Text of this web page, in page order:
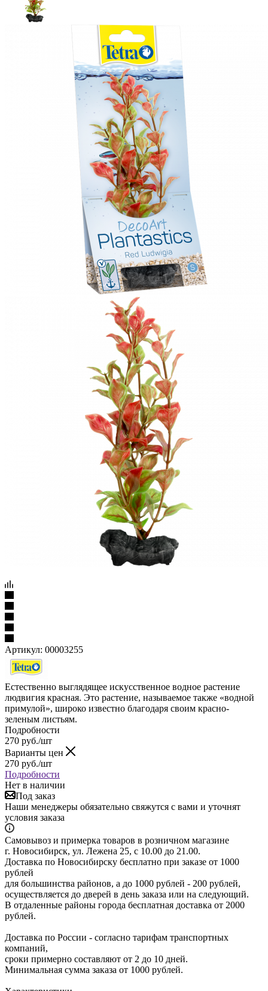
Артикул: 00003255
Естественно выглядящее искусственное водное растение
людвигия красная. Это растение, называемое также «водной
примулой», широко известно благодаря своим красно-
зеленым листьям.
Подробности
270 руб./шт
Варианты цен
270 руб./шт
Подробности
Нет в наличии
Под заказ
Наши менеджеры обязательно свяжутся с вами и уточнят
условия заказа
Самовывоз и примерка товаров в розничном магазине
г. Новосибирск, ул. Лежена 25, с 10.00 до 21.00.
Доставка по Новосибирску бесплатно при заказе от 1000
рублей
для большинства районов, а до 1000 рублей - 200 рублей,
осуществляется до дверей в день заказа или на следующий.
В отдаленные районы города бесплатная доставка от 2000
рублей.
Доставка по России - согласно тарифам транспортных
компаний,
сроки примерно составляют от 2 до 10 дней.
Минимальная сумма заказа от 1000 рублей.